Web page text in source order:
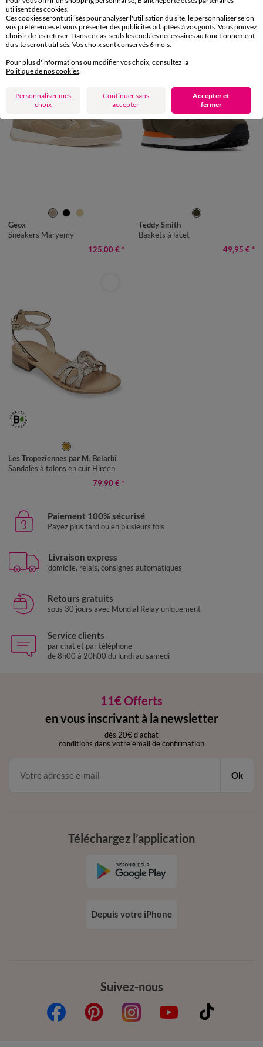
49,95 €*
119,99 €*
37 38 39
Geox
Sneakers Maryemy
125,00 € *
43
Teddy Smith
Baskets à lacet
49,95 € *
38 39
Les Tropeziennes par M. Belarbi
Sandales à talons en cuir Hireen
79,90 € *
Paiement 100% sécurisé
Payez plus tard ou en plusieurs fois
Livraison express
domicile, relais, consignes automatiques
Retours gratuits
sous 30 jours avec Mondial Relay uniquement
Service clients
par chat et par téléphone
de 8h00 à 20h00 du lundi au samedi
11€ Offerts
en vous inscrivant à la newsletter
dès 20€ d’achat
conditions dans votre email de confirmation
Ok
Suivez-nous
Téléchargez l’application
Depuis votre iPhone
utilisent des cookies.
Ces cookies seront utilisés pour analyser l'utilisation du site, le personnaliser selon
vos préférences et vous présenter des publicités adaptées à vos goûts. Vous pouvez
choisir de les refuser. Dans ce cas, seuls les cookies nécessaires au fonctionnement
du site seront utilisés. Vos choix sont conservés 6 mois.
Pour plus d'informations ou modifier vos choix, consultez la
Politique de nos cookies
Personnaliser mes
choix
Continuer sans
accepter
Accepter et
fermer